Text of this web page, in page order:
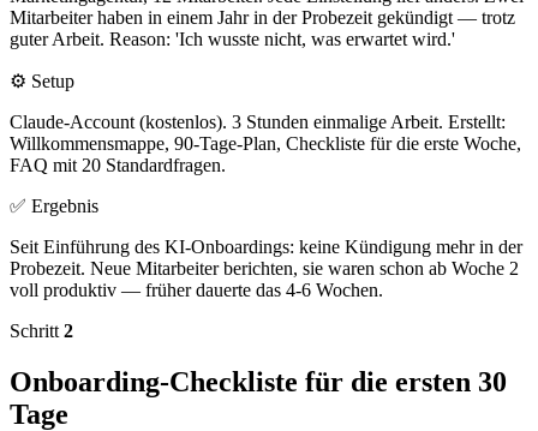
Mitarbeiter haben in einem Jahr in der Probezeit gekündigt — trotz
guter Arbeit. Reason: 'Ich wusste nicht, was erwartet wird.'
⚙️ Setup
Claude-Account (kostenlos). 3 Stunden einmalige Arbeit. Erstellt:
Willkommensmappe, 90-Tage-Plan, Checkliste für die erste Woche,
FAQ mit 20 Standardfragen.
✅ Ergebnis
Seit Einführung des KI-Onboardings: keine Kündigung mehr in der
Probezeit. Neue Mitarbeiter berichten, sie waren schon ab Woche 2
voll produktiv — früher dauerte das 4-6 Wochen.
Schritt 2
Onboarding-Checkliste für die ersten 30
Tage